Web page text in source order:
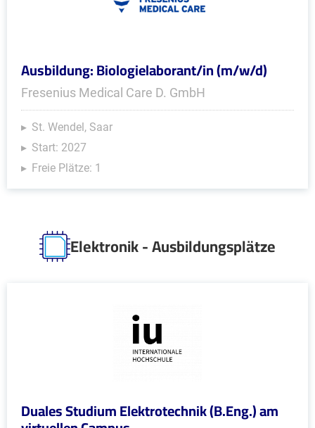
Ausbildung: Biologielaborant/in (m/w/d)
Fresenius Medical Care D. GmbH
St. Wendel, Saar
Start: 2027
Freie Plätze: 1
Elektronik - Ausbildungsplätze
Duales Studium Elektrotechnik (B.Eng.) am